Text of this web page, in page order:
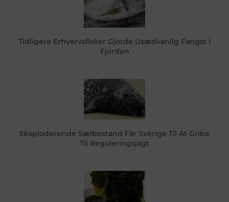
Tidligere Erhvervsfisker Gjorde Usædvanlig Fangst I
Fjorden
Eksploderende Sælbestand Får Sverige Til At Gribe
Til Reguleringsjagt